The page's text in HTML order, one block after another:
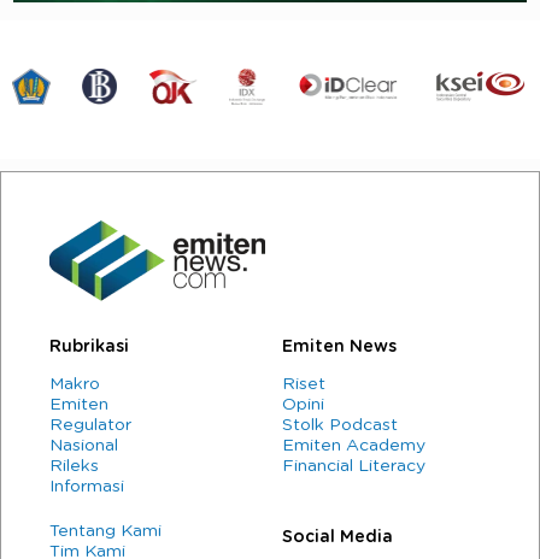
Rubrikasi
Makro
Emiten
Regulator
Nasional
Rileks
Informasi
Emiten News
Riset
Opini
Stolk Podcast
Emiten Academy
Financial Literacy
Tentang Kami
Tim Kami
Social Media